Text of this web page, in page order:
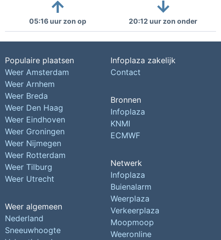
05:16 uur zon op 20:12 uur zon onder
Populaire plaatsen
Weer Amsterdam
Weer Arnhem
Weer Breda
Weer Den Haag
Weer Eindhoven
Weer Groningen
Weer Nijmegen
Weer Rotterdam
Weer Tilburg
Weer Utrecht
Weer algemeen
Nederland
Sneeuwhoogte
Infoplaza zakelijk
Contact
Bronnen
Infoplaza
KNMI
ECMWF
Netwerk
Infoplaza
Buienalarm
Weerplaza
Verkeerplaza
Moopmoop
Weeronline